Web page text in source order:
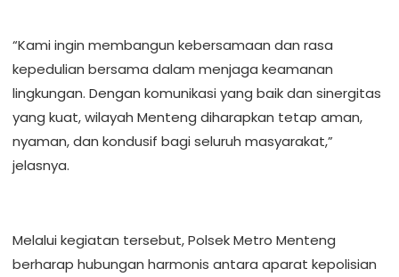
“Kami ingin membangun kebersamaan dan rasa
kepedulian bersama dalam menjaga keamanan
lingkungan. Dengan komunikasi yang baik dan sinergitas
yang kuat, wilayah Menteng diharapkan tetap aman,
nyaman, dan kondusif bagi seluruh masyarakat,”
jelasnya.
Melalui kegiatan tersebut, Polsek Metro Menteng
berharap hubungan harmonis antara aparat kepolisian